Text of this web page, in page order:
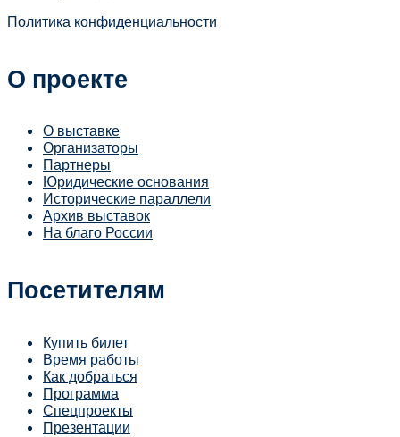
Политика конфиденциальности
О проекте
О выставке
Организаторы
Партнеры
Юридические основания
Исторические параллели
Архив выставок
На благо России
Посетителям
Купить билет
Время работы
Как добраться
Программа
Спецпроекты
Презентации